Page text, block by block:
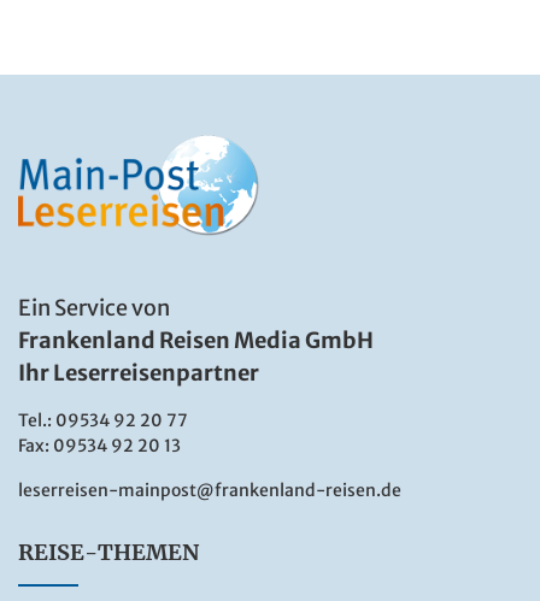
Musicalfahrten
Neue Reisen
Silvesterreisen
Specials
Städte-/Musikreisen
Weihnachtsreisen
FR – Smarte Leserreise
Sonderangebote
Ein Service von
Frankenland Reisen Media GmbH
Ihr Leserreisenpartner
Tel.: 09534 92 20 77
Fax: 09534 92 20 13
leserreisen-mainpost@frankenland-reisen.de
REISE-THEMEN